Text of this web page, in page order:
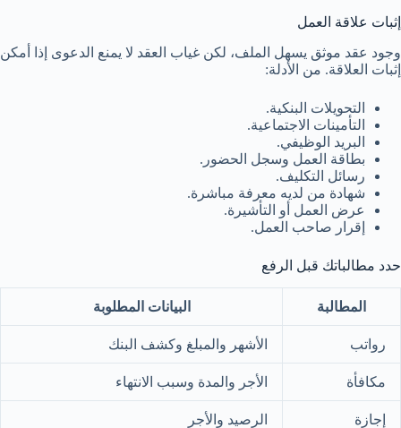
إثبات علاقة العمل
وجود عقد موثق يسهل الملف، لكن غياب العقد لا يمنع الدعوى إذا أمكن
إثبات العلاقة. من الأدلة:
التحويلات البنكية.
التأمينات الاجتماعية.
البريد الوظيفي.
بطاقة العمل وسجل الحضور.
رسائل التكليف.
شهادة من لديه معرفة مباشرة.
عرض العمل أو التأشيرة.
إقرار صاحب العمل.
حدد مطالباتك قبل الرفع
المطالبة البيانات المطلوبة
رواتب الأشهر والمبلغ وكشف البنك
مكافأة الأجر والمدة وسبب الانتهاء
إجازة الرصيد والأجر